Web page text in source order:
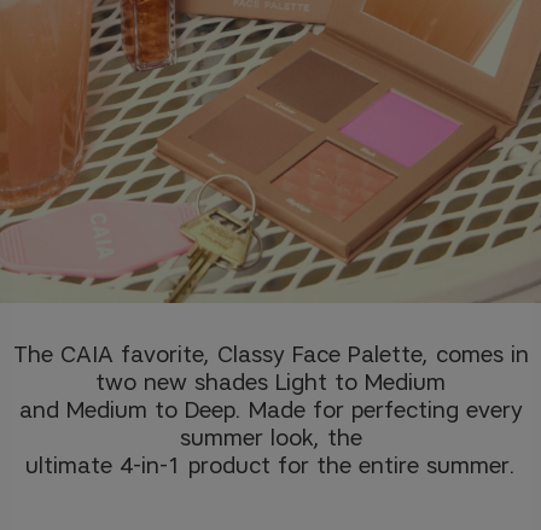
The CAIA favorite, Classy Face Palette, comes in
two new shades Light to Medium
and Medium to Deep. Made for perfecting every
summer look, the
ultimate 4-in-1 product for the entire summer.